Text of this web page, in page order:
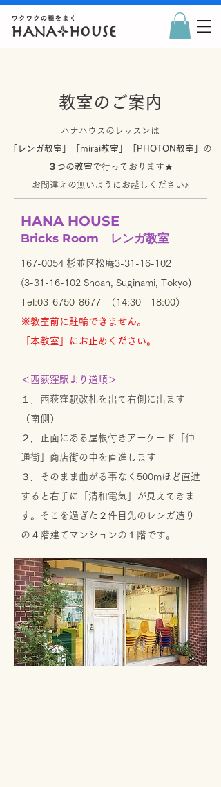
​教室のご案内
​ハナハウスのレッスンは
「レンガ教室」「mirai教室」「PHOTON教室」 の
３つの教室で行っております★
​お間違えの無いようにお越しください♪
HANA HOUSE
Bricks Room レンガ教室
​167-0054 杉並区松庵3-31-16-102
(3-31-16-102 Shoan, Suginami, Tokyo)
Tel:03-6750-8677 （14:30 - 18:00）
※教室前に駐輪できません。
​「本教室」にお止めください。
＜西荻窪駅より道順＞
１．西荻窪駅改札を出て右側に出ます
（南側）
２．正面にある屋根付きアーケード「仲
通街」商店街の中を直進します
３．そのまま曲がる事なく500mほど直進
すると右手に「清和電気」が見えてきま
す。そこを過ぎた２件目先のレンガ造り
の４階建てマンションの１階です。